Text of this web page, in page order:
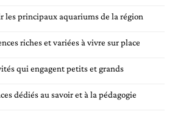
les principaux aquariums de la région
riches et variées à vivre sur place
qui engagent petits et grands
dédiés au savoir et à la pédagogie